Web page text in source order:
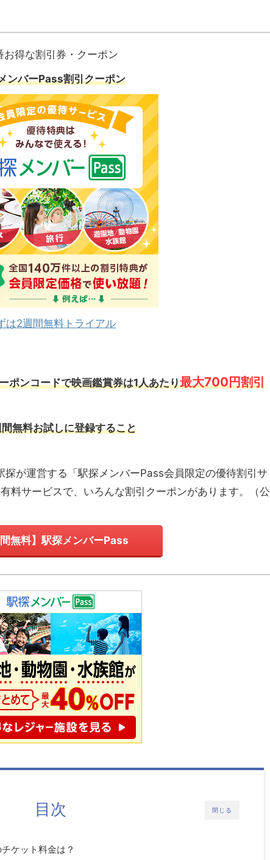
お得な割引券・クーポン
ンバーPass割引クーポン
は2週間無料トライアル
ポンコードで映画鑑賞券は1人あたり最大700円割引
無料お試しに登録すること
探が運営する「駅探メンバーPass会員限定の優待割引サ
料サービスで、いろんな割引クーポンがあります。
（公
間無料】駅探メンバーPass
閉じる
目次
ケット料金は？